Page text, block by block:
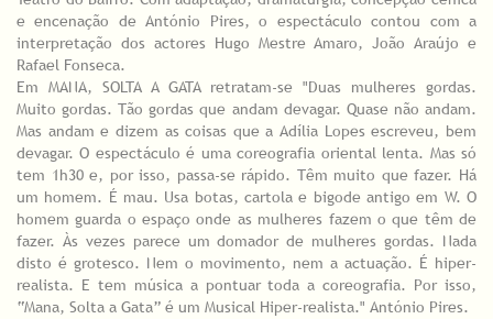
e encenação de António Pires, o espectáculo contou com a
interpretação dos actores Hugo Mestre Amaro, João Araújo e
Rafael Fonseca.
Em MANA, SOLTA A GATA retratam-se "Duas mulheres gordas.
Muito gordas. Tão gordas que andam devagar. Quase não andam.
Mas andam e dizem as coisas que a Adília Lopes escreveu, bem
devagar. O espectáculo é uma coreografia oriental lenta. Mas só
tem 1h30 e, por isso, passa-se rápido. Têm muito que fazer. Há
um homem. É mau. Usa botas, cartola e bigode antigo em W. O
homem guarda o espaço onde as mulheres fazem o que têm de
fazer. Às vezes parece um domador de mulheres gordas. Nada
disto é grotesco. Nem o movimento, nem a actuação. É hiper-
realista. E tem música a pontuar toda a coreografia. Por isso,
“Mana, Solta a Gata” é um Musical Hiper-realista." António Pires.